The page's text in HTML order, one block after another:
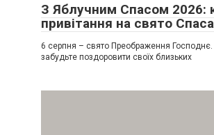
З Яблучним Спасом 2026:
привітання на свято Спаса
6 серпня – свято Преображення
забудьте поздоровити своїх близьких